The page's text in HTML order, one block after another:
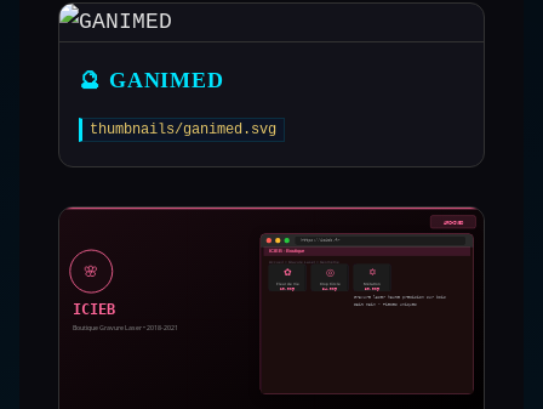
🔮 GANIMED
thumbnails/ganimed.svg